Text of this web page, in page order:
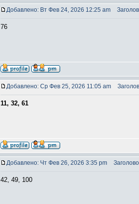
Добавлено: Вт Фев 24, 2026 12:25 am
76
Добавлено: Ср Фев 25, 2026 11:05 am
11, 32, 61
Добавлено: Чт Фев 26, 2026 3:35 pm
42, 49, 100